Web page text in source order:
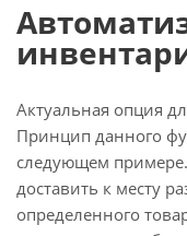
Актуальная опция
Принцип данного
следующем примере.
доставить к месту
определенного